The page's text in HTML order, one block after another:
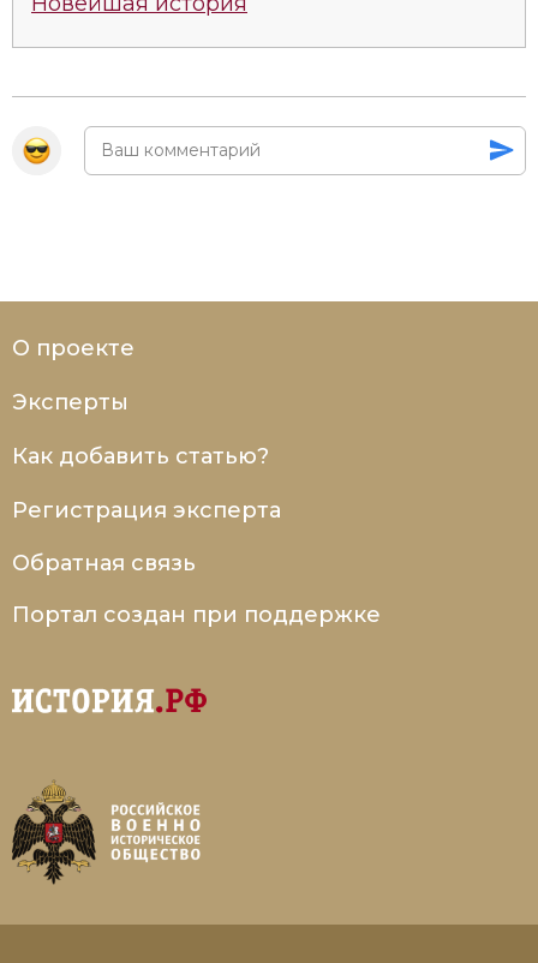
О проекте
Эксперты
Как добавить статью?
Регистрация эксперта
Обратная связь
Портал создан при поддержке